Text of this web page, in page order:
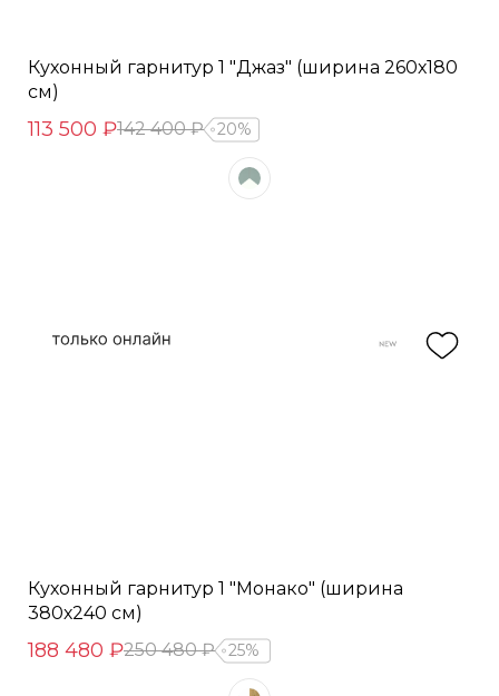
Кухонный гарнитур 1 "Джаз" (ширина 260х180
см)
113 500 ₽142 400 ₽ 20%
Кухонный гарнитур 1 "Монако" (ширина
380х240 см)
188 480 ₽250 480 ₽ 25%